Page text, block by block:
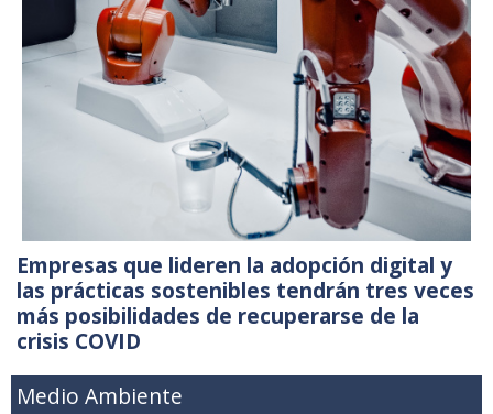
Empresas que lideren la adopción digital y
las prácticas sostenibles tendrán tres veces
más posibilidades de recuperarse de la
crisis COVID
Medio Ambiente